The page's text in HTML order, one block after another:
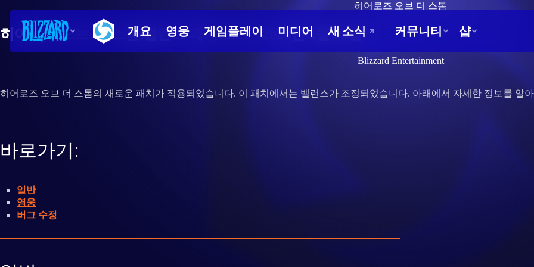
히어로즈 오브 더 스톰
히어로즈 오브 더 스톰 밸런스 패치 노트 - 2020년 1월 23일
Blizzard Entertainment
히어로즈 오브 더 스톰의 새로운 패치가 적용되었습니다. 이 패치에서는 밸런스가 조정되었습니다. 아래에서 자세한 정보를 알
바로가기:
일반
영웅
버그 수정